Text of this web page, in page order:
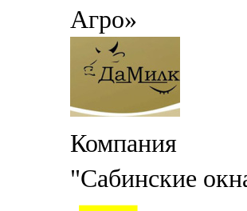
Агро»
Компания
"Сабинские